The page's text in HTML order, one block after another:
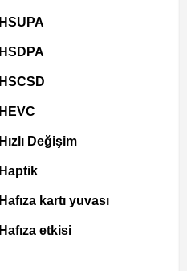
HSUPA
HSDPA
HSCSD
HEVC
Hızlı Değişim
Haptik
Hafıza kartı yuvası
Hafıza etkisi